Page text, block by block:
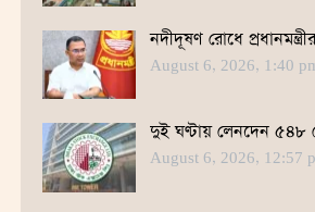
নদীদূষণ রোধে
August 6, 2026, 1:40
দুই ঘণ্টায় লেনদেন ৫৪৮
August 6, 2026, 12:57